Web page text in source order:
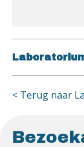
< Terug naar